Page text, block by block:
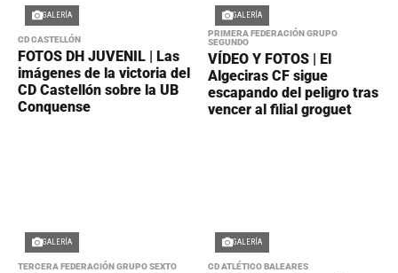
GALERÍA
CD CASTELLÓN
FOTOS DH JUVENIL | Las
imágenes de la victoria del
CD Castellón sobre la UB
Conquense
GALERÍA
PRIMERA FEDERACIÓN GRUPO
SEGUNDO
VÍDEO Y FOTOS | El
Algeciras CF sigue
escapando del peligro tras
vencer al filial groguet
GALERÍA
TERCERA FEDERACIÓN GRUPO SEXTO
GALERÍA
CD ATLÉTICO BALEARES